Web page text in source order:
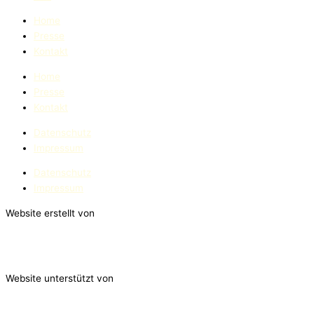
Home
Presse
Kontakt
Home
Presse
Kontakt
Datenschutz
Impressum
Datenschutz
Impressum
Website erstellt von
Website unterstützt von